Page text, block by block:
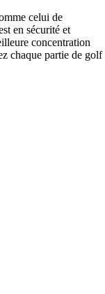
celui de
en sécurité et
concentration
chaque partie de golf